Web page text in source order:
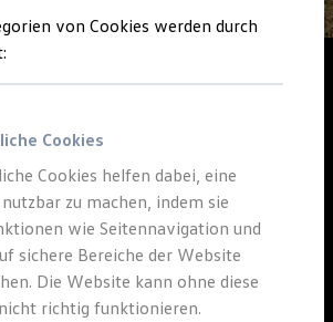
ID Vorteile
online kaufen
Angebote
Förderung
Paket
California
vorbestellen
fürs Abenteuer – und mehr
für jeden Tag
California konfigurieren
von Cookies werden durch
Cookies
Cookies helfen dabei, eine
zu machen, indem sie
wie Seitennavigation und
sichere Bereiche der Website
Die Website kann ohne diese
richtig funktionieren.